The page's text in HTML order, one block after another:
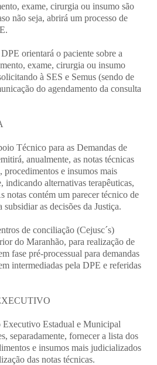
exame, cirurgia ou insumo são
não seja, abrirá um processo de
orientará o paciente sobre a
exame, cirurgia ou insumo
à SES e Semus (sendo de
do agendamento da consulta
Técnico para as Demandas de
anualmente, as notas técnicas
procedimentos e insumos mais
indicando alternativas terapêuticas,
notas contém um parecer técnico de
as decisões da Justiça.
de conciliação (Cejusc´s)
do Maranhão, para realização de
fase pré-processual para demandas
intermediadas pela DPE e referidas
Executivo Estadual e Municipal
separadamente, fornecer a lista dos
e insumos mais judicializados
das notas técnicas.